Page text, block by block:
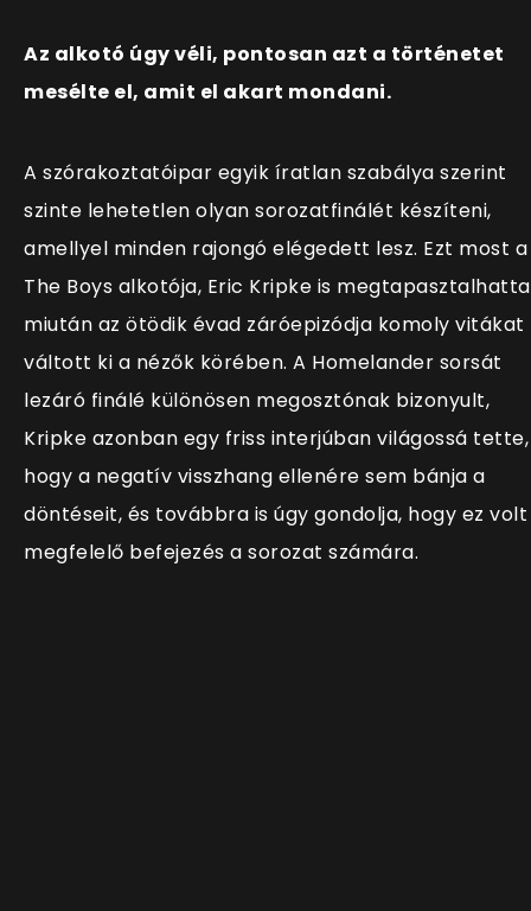
Az alkotó úgy véli, pontosan azt a történetet
mesélte el, amit el akart mondani.
A szórakoztatóipar egyik íratlan szabálya szerint
szinte lehetetlen olyan sorozatfinálét készíteni,
amellyel minden rajongó elégedett lesz. Ezt most a
The Boys alkotója, Eric Kripke is
miután az ötödik évad záróepizódja komoly vitákat
váltott ki a nézők körében. A Homelander sorsát
lezáró finálé különösen megosztónak bizonyult,
Kripke azonban egy friss interjúban világossá tette,
hogy a negatív visszhang ellenére sem bánja a
döntéseit, és továbbra is úgy gondolja, hogy ez
megfelelő befejezés a sorozat számára.